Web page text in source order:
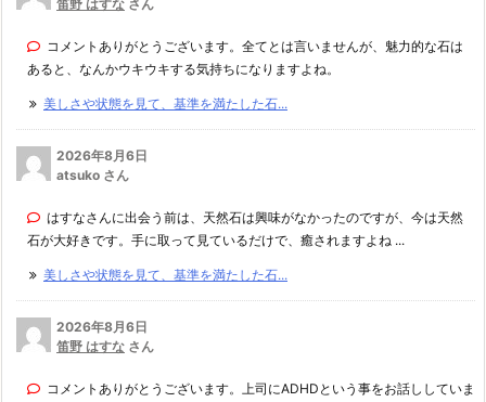
笛野 はすな さん
コメントありがとうございます。全てとは言いませんが、魅力的な石は
あると、なんかウキウキする気持ちになりますよね。
美しさや状態を見て、基準を満たした石...
2026年8月6日
atsuko さん
はすなさんに出会う前は、天然石は興味がなかったのですが、今は天然
石が大好きです。手に取って見ているだけで、癒されますよね ...
美しさや状態を見て、基準を満たした石...
2026年8月6日
笛野 はすな さん
コメントありがとうございます。上司にADHDという事をお話ししていま